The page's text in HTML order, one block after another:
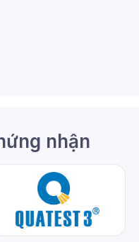
nhận